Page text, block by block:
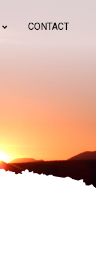
CONTACT